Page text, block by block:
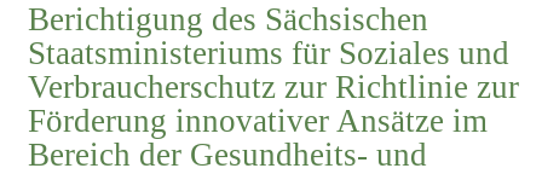
Berichtigung des Sächsischen
Staatsministeriums für Soziales und
Verbraucherschutz zur Richtlinie zur
Förderung innovativer Ansätze im
Bereich der Gesundheits- und